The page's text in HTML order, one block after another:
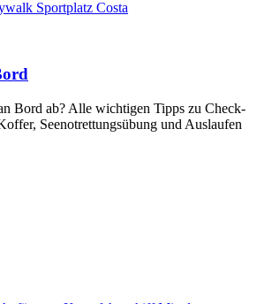
Bord ab? Alle wichtigen Tipps zu Check-
Seenotrettungsübung und Auslaufen